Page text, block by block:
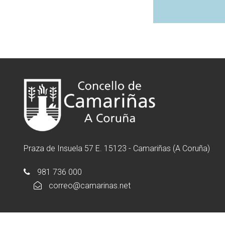
Praza de Insuela 57 E. 15123 - Camariñas (A Coruña)
981 736 000
correo@camarinas.net